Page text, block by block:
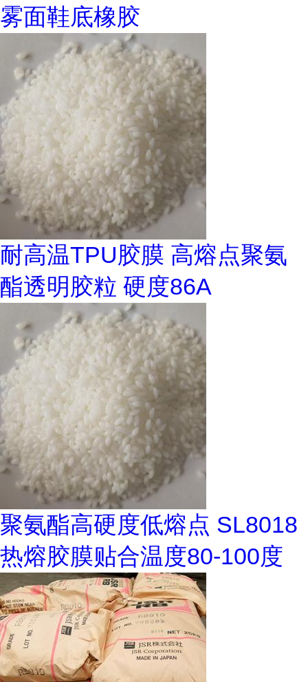
雾面鞋底橡胶
耐高温TPU胶膜 高熔点聚氨
酯透明胶粒 硬度86A
聚氨酯高硬度低熔点 SL8018
热熔胶膜贴合温度80-100度